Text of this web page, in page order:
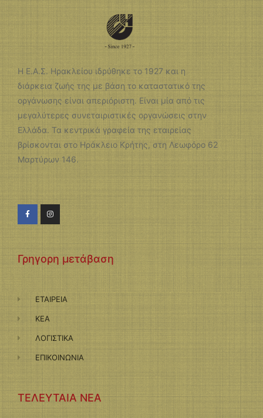
Η Ε.Α.Σ. Ηρακλείου ιδρύθηκε το 1927 και η
διάρκεια ζωής της με βάση το καταστατικό της
οργάνωσης είναι απεριόριστη. Είναι μία από τις
μεγαλύτερες συνεταιριστικές οργανώσεις στην
Ελλάδα. Τα κεντρικά γραφεία της εταιρείας
βρίσκονται στο Ηράκλειο Κρήτης, στη Λεωφόρο 62
Μαρτύρων 146.
Γρηγορη μετάβαση
ΕΤΑΙΡΕΙΑ
ΚΕΑ
ΛΟΓΙΣΤΙΚΑ
ΕΠΙΚΟΙΝΩΝΙΑ
ΤΕΛΕΥΤΑΙΑ ΝΕΑ